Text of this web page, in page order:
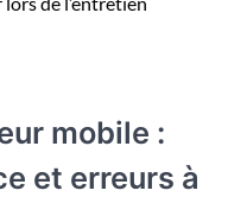
mobile :
et erreurs à